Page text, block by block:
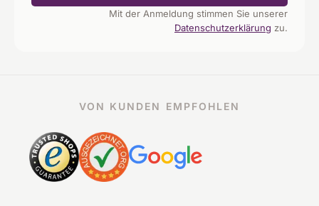
Mit der Anmeldung stimmen Sie unserer
Datenschutzerklärung zu.
VON KUNDEN EMPFOHLEN